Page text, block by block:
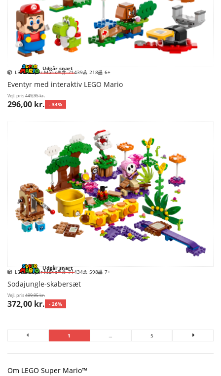
Udgår snart
LEGO Super Mario™ 71439 218 6+
Eventyr med interaktiv LEGO Mario
Vejl. pris449,95 kr.
296,00 kr. - 34%
Udgår snart
LEGO Super Mario™ 71434 598 7+
Sodajungle-skabersæt
Vejl. pris499,95 kr.
372,00 kr. - 26%
1 … 5
Om LEGO Super Mario™